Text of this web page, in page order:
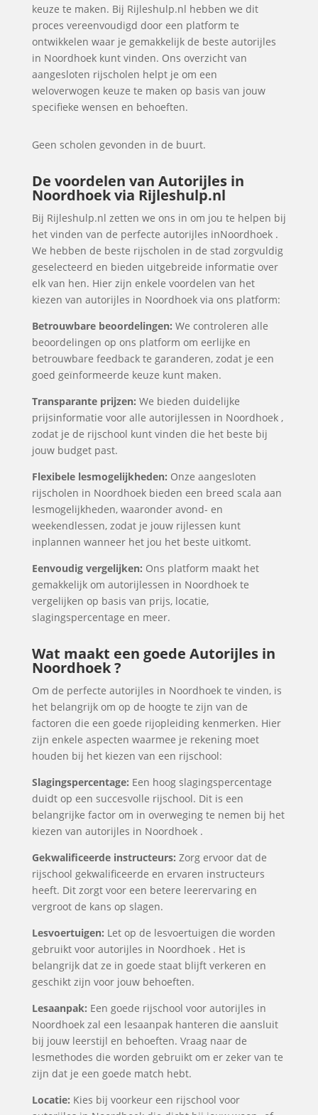
keuze te maken. Bij Rijleshulp.nl hebben we dit
proces vereenvoudigd door een platform te
ontwikkelen waar je gemakkelijk de beste autorijles
in Noordhoek kunt vinden. Ons overzicht van
aangesloten rijscholen helpt je om een
weloverwogen keuze te maken op basis van jouw
specifieke wensen en behoeften.
Geen scholen gevonden in de buurt.
De voordelen van Autorijles in
Noordhoek via Rijleshulp.nl
Bij Rijleshulp.nl zetten we ons in om jou te helpen bij
het vinden van de perfecte autorijles inNoordhoek .
We hebben de beste rijscholen in de stad zorgvuldig
geselecteerd en bieden uitgebreide informatie over
elk van hen. Hier zijn enkele voordelen van het
kiezen van autorijles in Noordhoek via ons platform:
Betrouwbare beoordelingen: We controleren alle
beoordelingen op ons platform om eerlijke en
betrouwbare feedback te garanderen, zodat je een
goed geïnformeerde keuze kunt maken.
Transparante prijzen: We bieden duidelijke
prijsinformatie voor alle autorijlessen in Noordhoek ,
zodat je de rijschool kunt vinden die het beste bij
jouw budget past.
Flexibele lesmogelijkheden: Onze aangesloten
rijscholen in Noordhoek bieden een breed scala aan
lesmogelijkheden, waaronder avond- en
weekendlessen, zodat je jouw rijlessen kunt
inplannen wanneer het jou het beste uitkomt.
Eenvoudig vergelijken: Ons platform maakt het
gemakkelijk om autorijlessen in Noordhoek te
vergelijken op basis van prijs, locatie,
slagingspercentage en meer.
Wat maakt een goede Autorijles in
Noordhoek ?
Om de perfecte autorijles in Noordhoek te vinden, is
het belangrijk om op de hoogte te zijn van de
factoren die een goede rijopleiding kenmerken. Hier
zijn enkele aspecten waarmee je rekening moet
houden bij het kiezen van een rijschool:
Slagingspercentage: Een hoog slagingspercentage
duidt op een succesvolle rijschool. Dit is een
belangrijke factor om in overweging te nemen bij het
kiezen van autorijles in Noordhoek .
Gekwalificeerde instructeurs: Zorg ervoor dat de
rijschool gekwalificeerde en ervaren instructeurs
heeft. Dit zorgt voor een betere leerervaring en
vergroot de kans op slagen.
Lesvoertuigen: Let op de lesvoertuigen die worden
gebruikt voor autorijles in Noordhoek . Het is
belangrijk dat ze in goede staat blijft verkeren en
geschikt zijn voor jouw behoeften.
Lesaanpak: Een goede rijschool voor autorijles in
Noordhoek zal een lesaanpak hanteren die aansluit
bij jouw leerstijl en behoeften. Vraag naar de
lesmethodes die worden gebruikt om er zeker van te
zijn dat je een goede match hebt.
Locatie: Kies bij voorkeur een rijschool voor